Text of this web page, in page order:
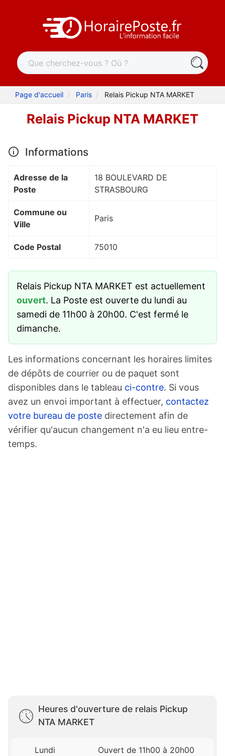
Page d'accueil Paris Relais Pickup NTA MARKET
Relais Pickup NTA MARKET
Informations
Adresse de la
Poste
18 BOULEVARD DE
STRASBOURG
Commune ou
Ville
Paris
Code Postal 75010
Relais Pickup NTA MARKET est actuellement
ouvert. La Poste est ouverte du lundi au
samedi de 11h00 à 20h00. C'est fermé le
dimanche.
Les informations concernant les horaires limites
de dépôts de courrier ou de paquet sont
disponibles dans le tableau ci-contre. Si vous
avez un envoi important à effectuer, contactez
votre bureau de poste directement afin de
vérifier qu'aucun changement n'a eu lieu entre-
temps.
Heures d'ouverture de relais Pickup
NTA MARKET
Lundi
Ouvert de 11h00 à 20h00